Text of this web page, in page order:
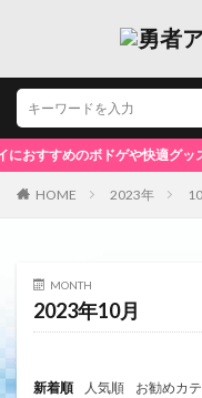
すすめのボドゲや快適グッズ
HOME 2023年
MONTH
2023年10月
新着順 人気順 お勧めカ